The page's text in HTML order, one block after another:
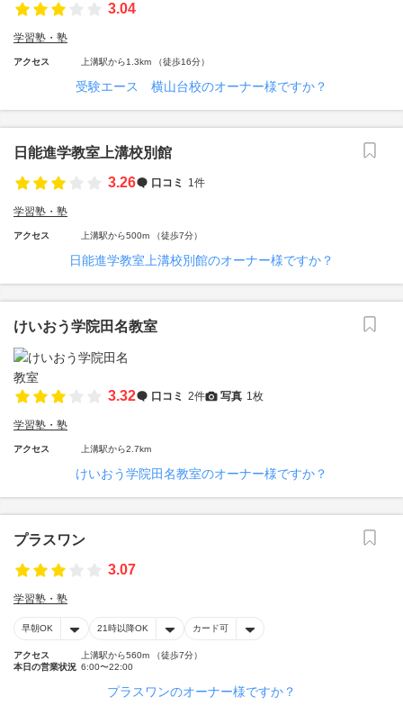
3.04
学習塾・塾
アクセス 上溝駅から1.3km （徒歩16分）
受験エース 横山台校のオーナー様ですか？
日能進学教室上溝校別館
3.26
口コミ 1件
学習塾・塾
アクセス 上溝駅から500m （徒歩7分）
日能進学教室上溝校別館のオーナー様ですか？
けいおう学院田名教室
3.32 口コミ 2件 写真 1枚
学習塾・塾
アクセス 上溝駅から2.7km
けいおう学院田名教室のオーナー様ですか？
プラスワン
3.07
学習塾・塾
早朝OK 21時以降OK カード可
アクセス
上溝駅から560m （徒歩7分）
本日の営業状況 6:00〜22:00
プラスワンのオーナー様ですか？